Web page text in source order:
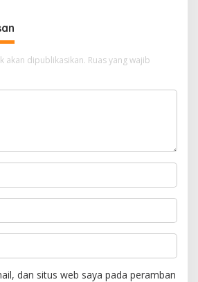
akan dipublikasikan. Ruas yang wajib
dan situs web saya pada peramban